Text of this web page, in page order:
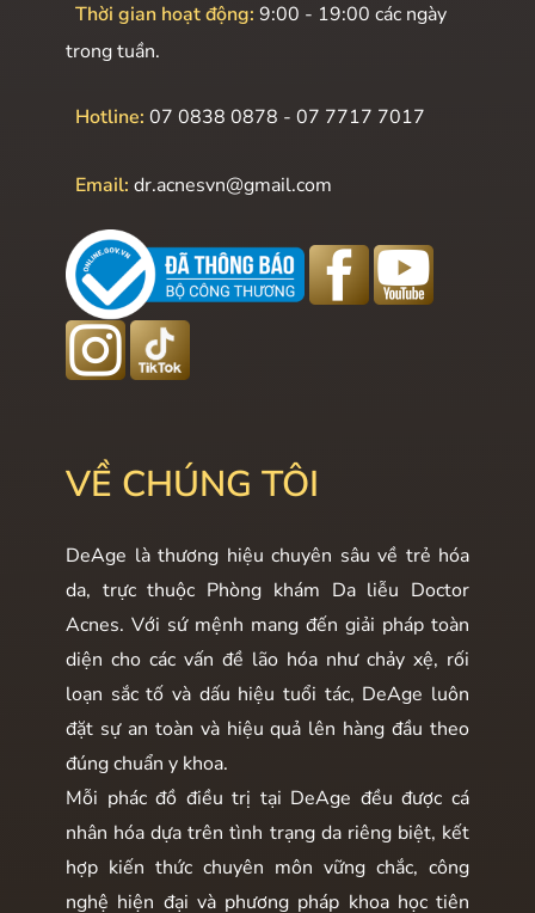
Thời gian hoạt động: 9:00 - 19:00 các ngày
trong tuần.
Hotline: 07 0838 0878 - 07 7717 7017
Email: dr.acnesvn@gmail.com
VỀ CHÚNG TÔI
DeAge là thương hiệu chuyên sâu về trẻ hóa
da, trực thuộc Phòng khám Da liễu Doctor
Acnes. Với sứ mệnh mang đến giải pháp toàn
diện cho các vấn đề lão hóa như chảy xệ, rối
loạn sắc tố và dấu hiệu tuổi tác, DeAge luôn
đặt sự an toàn và hiệu quả lên hàng đầu theo
đúng chuẩn y khoa.
Mỗi phác đồ điều trị tại DeAge đều được cá
nhân hóa dựa trên tình trạng da riêng biệt, kết
hợp kiến thức chuyên môn vững chắc, công
nghệ hiện đại và phương pháp khoa học tiên